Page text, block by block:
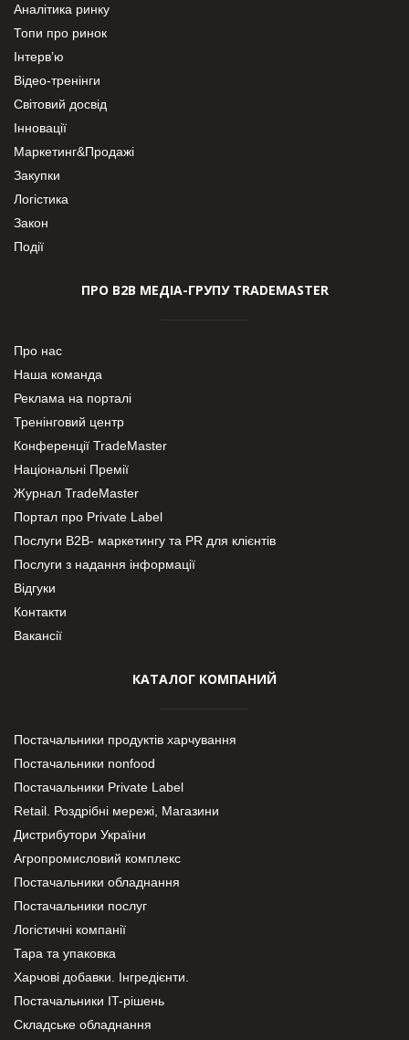
Аналітика ринку
Топи про ринок
Інтерв’ю
Відео-тренінги
Світовий досвід
Інновації
Маркетинг&Продажі
Закупки
Логістика
Закон
Події
ПРО В2В МЕДІА-ГРУПУ TRADEMASTER
Про нас
Наша команда
Реклама на порталі
Тренінговий центр
Конференції TradeMaster
Національні Премії
Журнал TradeMaster
Портал про Private Label
Послуги В2В- маркетингу та PR для клієнтів
Послуги з надання інформації
Відгуки
Контакти
Вакансії
КАТАЛОГ КОМПАНИЙ
Постачальники продуктів харчування
Постачальники nonfood
Постачальники Private Label
Retail. Роздрібні мережі, Магазини
Дистрибутори України
Агропромисловий комплекс
Постачальники обладнання
Постачальники послуг
Логістичні компанії
Тара та упаковка
Харчові добавки. Інгредієнти.
Постачальники IT-рішень
Складське обладнання